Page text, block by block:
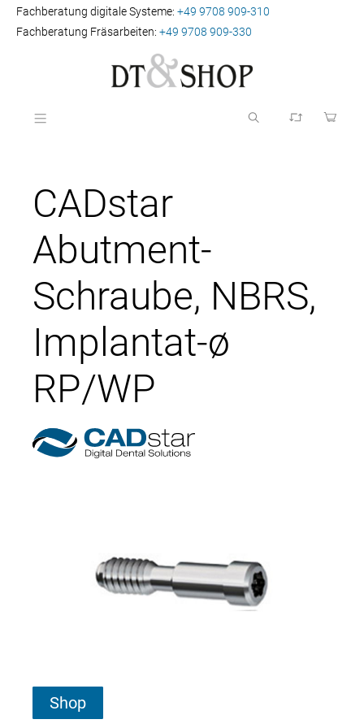
Fachberatung digitale Systeme: +49 9708 909-310
Fachberatung Fräsarbeiten: +49 9708 909-330
CADstar
Abutment-
Schraube, NBRS,
Implantat-ø
RP/WP
Shop